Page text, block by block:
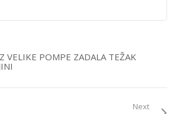
VELIKE POMPE ZADALA TEŽAK
Next